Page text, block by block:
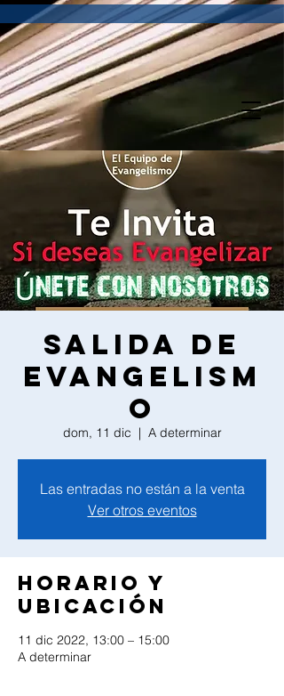
Salida de
Evangelism
o
dom, 11 dic
  |
A determinar
Las entradas no están a la venta
Ver otros eventos
Horario y
ubicación
11 dic 2022, 13:00 – 15:00
A determinar